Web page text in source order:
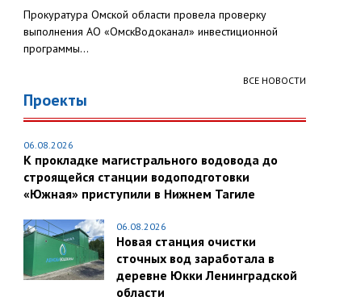
Прокуратура Омской области провела проверку
выполнения АО «ОмскВодоканал» инвестиционной
программы...
ВСЕ НОВОСТИ
Проекты
06.08.2026
К прокладке магистрального водовода до
строящейся станции водоподготовки
«Южная» приступили в Нижнем Тагиле
06.08.2026
Новая станция очистки
сточных вод заработала в
деревне Юкки Ленинградской
области